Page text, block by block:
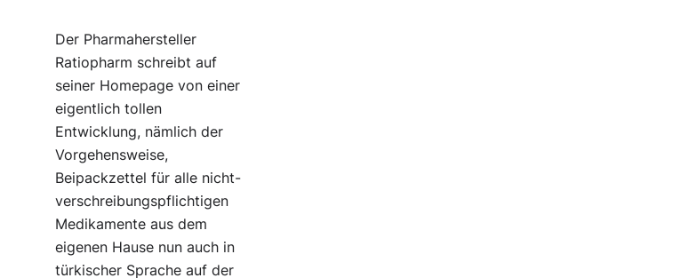
Der Pharmahersteller
Ratiopharm schreibt auf
seiner Homepage von einer
eigentlich tollen
Entwicklung, nämlich der
Vorgehensweise,
Beipackzettel für alle nicht-
verschreibungspflichtigen
Medikamente aus dem
eigenen Hause nun auch in
türkischer Sprache auf der